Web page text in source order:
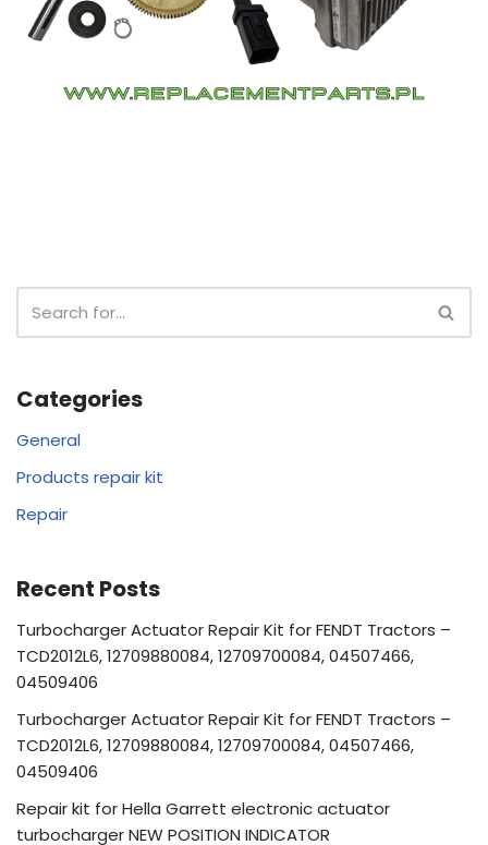
Categories
General
Products repair kit
Repair
Recent Posts
Turbocharger Actuator Repair Kit for FENDT Tractors –
TCD2012L6, 12709880084, 12709700084, 04507466,
04509406
Turbocharger Actuator Repair Kit for FENDT Tractors –
TCD2012L6, 12709880084, 12709700084, 04507466,
04509406
Repair kit for Hella Garrett electronic actuator
turbocharger NEW POSITION INDICATOR